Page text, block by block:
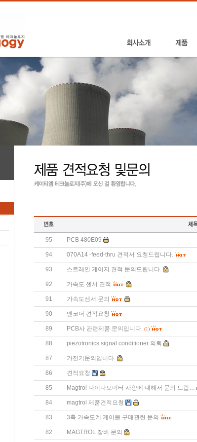
95 PCB 480E09
94 070A14 -feed-thru 견적서 요청드립니다.
93 스트레인 게이지 견적 문의드립니다.
92 가속도 센서 견적
91 가속도센서 문의
90 엔코더 견적요청
89 PCB사 관련제품 문의입니다. (1)
88 piezotronics signal conditioner 의뢰
87 가진기문의입니다.
86 견적요청
85 Magtrol 다이나모미터 사양에 대해서 문의 드립…
84 magtrol 제품견적요청
83 3축 가속도계 케이블 구매관련 문의
82 MAGTROL 장비 문의